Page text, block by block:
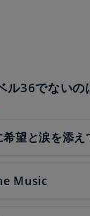
36でないの
望と涙を添え
Music